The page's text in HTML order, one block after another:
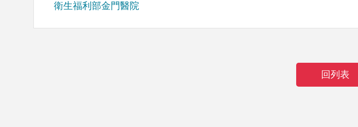
衛生福利部金門醫院
回列表